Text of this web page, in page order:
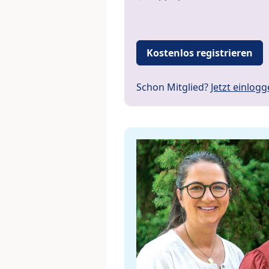
Kostenlos registrieren
Schon Mitglied? Jetzt